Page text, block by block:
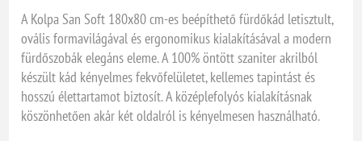
A Kolpa San Soft 180x80 cm-es beépíthető fürdőkád letisztult,
ovális formavilágával és ergonomikus kialakításával a modern
fürdőszobák elegáns eleme. A 100% öntött szaniter akrilból
készült kád kényelmes fekvőfelületet, kellemes tapintást és
hosszú élettartamot biztosít. A középlefolyós kialakításnak
köszönhetően akár két oldalról is kényelmesen használható.